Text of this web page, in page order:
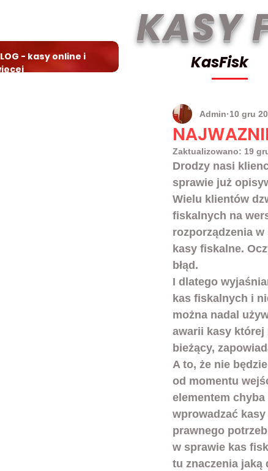
- kasy online i
KASY
KasFisk
Admin 10 gru
Zaktualizowano: 19
Drodzy nasi
sprawie już
Wielu klientów
fiskalnych na
rozporządzenia
kasy fiskalne.
błąd.
I dlatego
kas fiskalnych i
można nadal
awarii kasy której
bieżący,
A to, że nie
od momentu
elementem
wprowadzać
prawnego
w sprawie kas
tu znaczenia jaką